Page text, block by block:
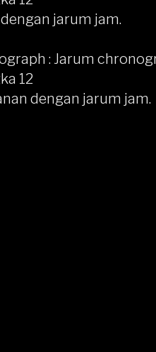
jarum jam.
: Jarum
12
dengan jarum jam.